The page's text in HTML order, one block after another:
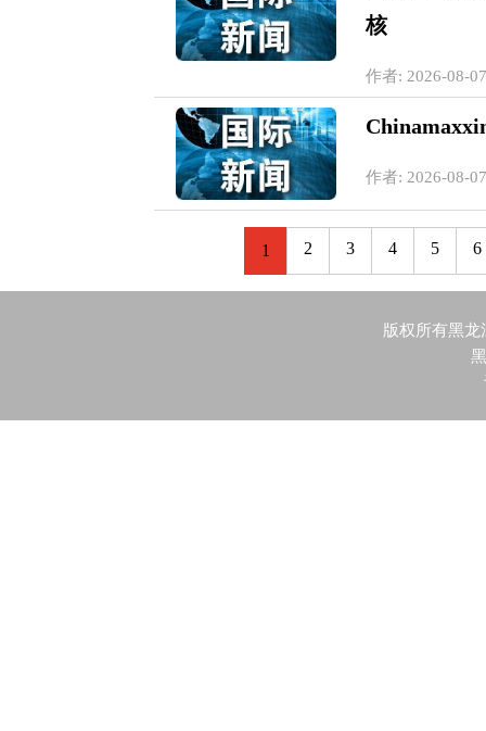
核
作者: 2026-08-
作者: 2026-08-
1 2 3 4 5 6
版权所有黑